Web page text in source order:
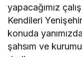
yapacağımız
Kendileri
konuda
şahsım ve